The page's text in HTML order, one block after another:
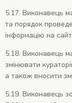
5.17. Виконавець
та порядок
інформацію на
5.18. Виконавець
змінювати
а також вносити
5.19. Виконавець